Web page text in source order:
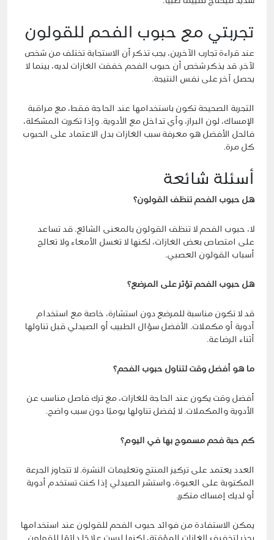
تجربتي مع حبوب الفحم للقولون
عند قراءة تجارب الآخرين، يجب تذكر أن الاستجابة تختلف من شخص
لآخر. قد يذكر شخص أن حبوب الفحم خففت الغازات لديه، بينما لا
يحصل آخر على نفس النتيجة.
التجربة الصحيحة تكون باستخدامها عند الحاجة فقط، مع مراقبة
الإمساك، لون البراز، وأي تداخل مع الأدوية. وإذا تكررت المشكلة،
فالحل الأفضل هو معرفة سبب الغازات بدل الاعتماد على الحبوب
كل مرة.
أسئلة شائعة
هل حبوب الفحم تنظف القولون؟
لا، حبوب الفحم لا تنظف القولون بالمعنى الشائع. قد تساعد
على امتصاص بعض الغازات، لكنها لا تغسل الأمعاء ولا تعالج
أسباب القولون العصبي.
هل حبوب الفحم تؤثر على المرضع؟
قد لا تكون مناسبة للمرضع دون استشارة، خاصة مع استخدام
أدوية أو مكملات. الأفضل سؤال الطبيب أو الصيدلي قبل تناولها
أثناء الرضاعة.
ما هو أفضل وقت لتناول حبوب الفحم؟
أفضل وقت يكون عند الحاجة للغازات، مع ترك فاصل مناسب عن
الأدوية والمكملات. لا يُفضل تناولها يوميًا دون سبب واضح.
كم حبة فحم مسموح بها في اليوم؟
العدد يعتمد على تركيز المنتج وتعليمات النشرة. لا تتجاوز الجرعة
المكتوبة على العبوة، واستشر الصيدلي إذا كنت تستخدم أدوية
أو لديك إمساك متكرر.
يمكن الاستفادة من فوائد حبوب الفحم للقولون عند استخدامها